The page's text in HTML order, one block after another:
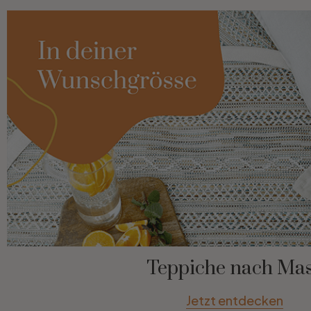
Teppiche nach
Jetzt entdecken